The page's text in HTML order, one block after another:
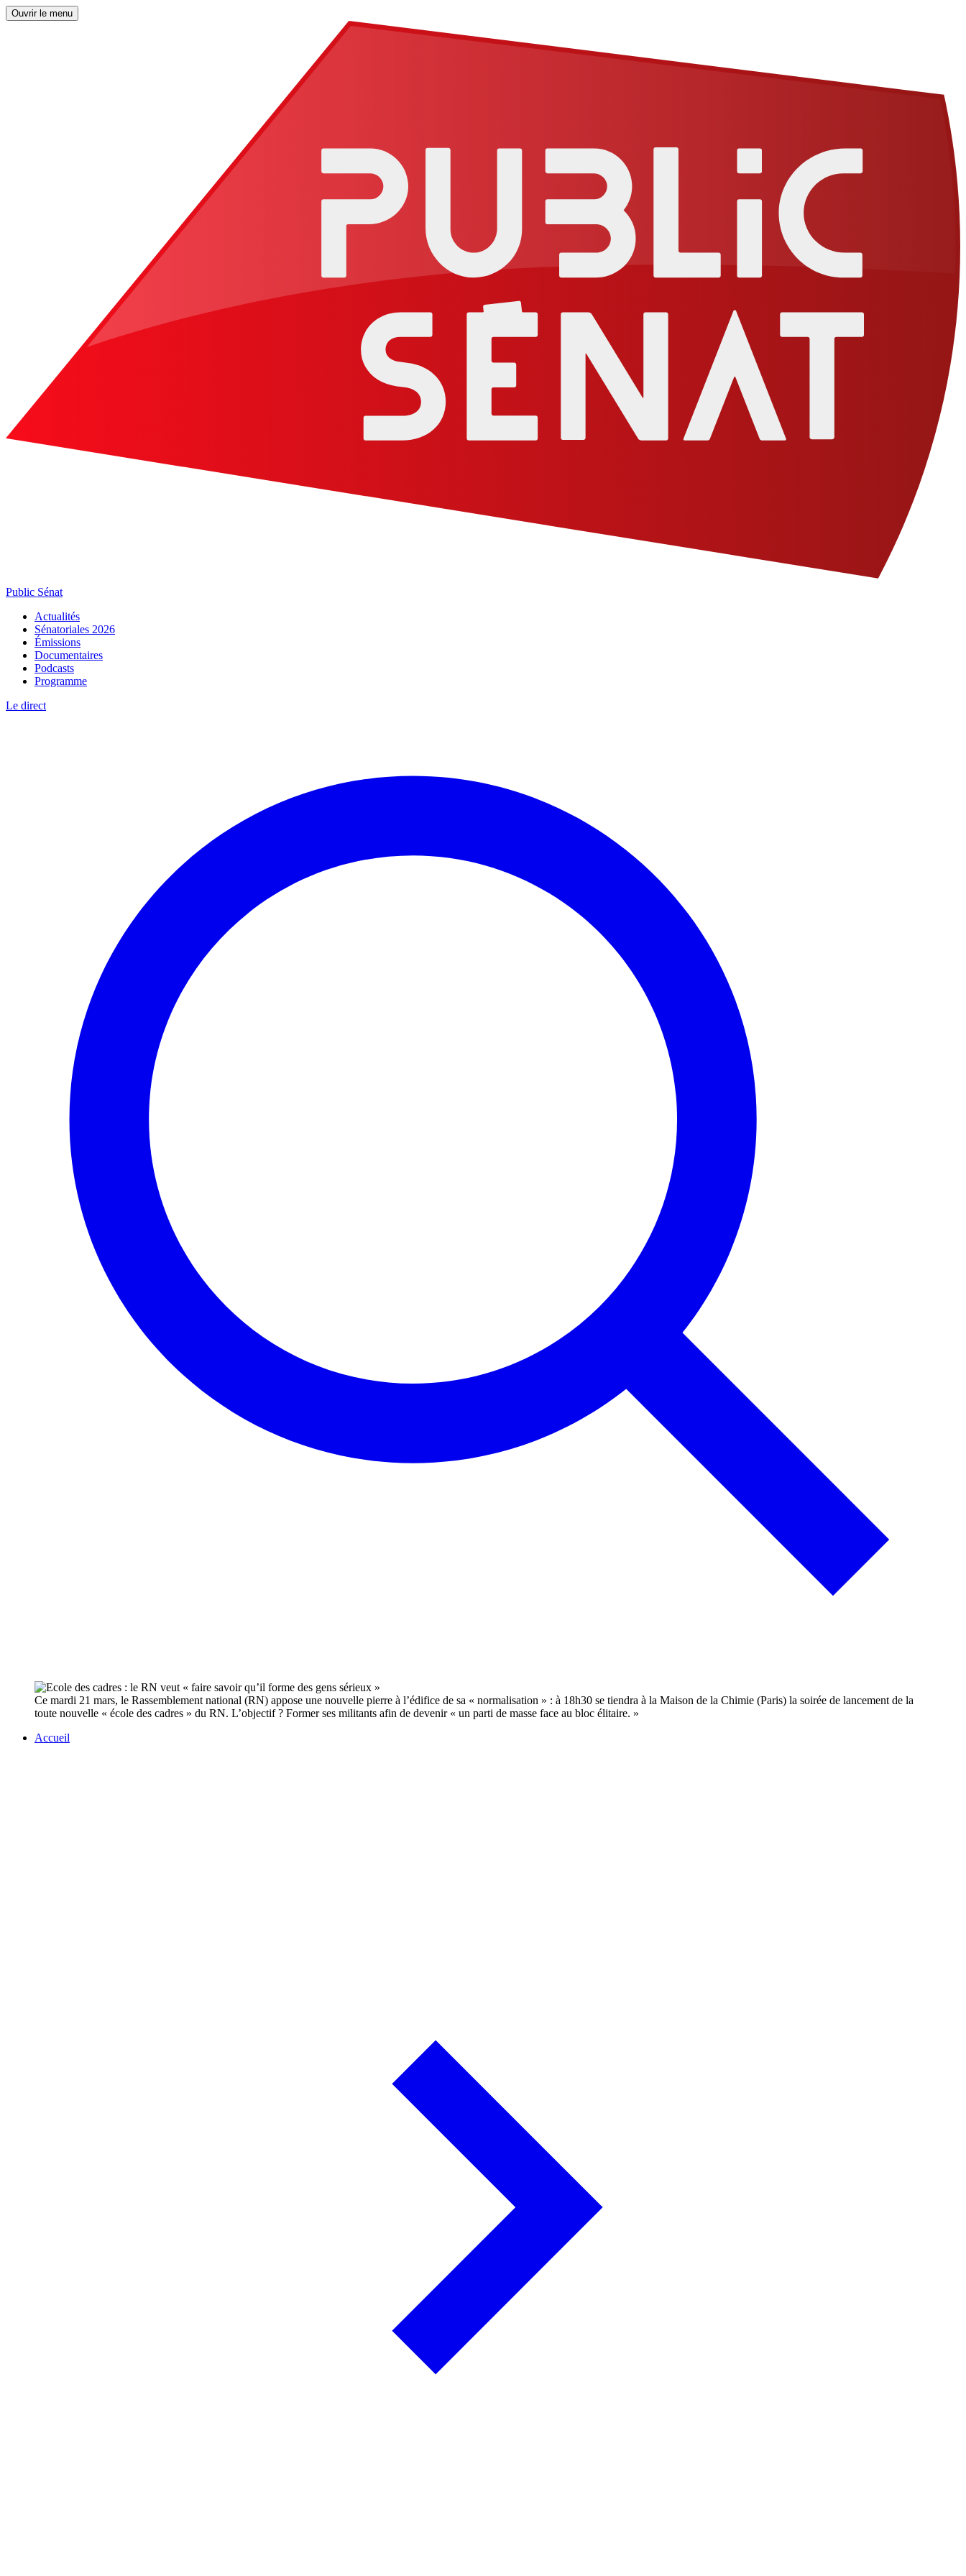
Ouvrir le menu
Public Sénat
Actualités
Sénatoriales 2026
Émissions
Documentaires
Podcasts
Programme
Le direct
Ce mardi 21 mars, le Rassemblement national (RN) appose une nouvelle pierre à l’édifice de sa « normalisation » : à 18h30 se tiendra à la Maison de la Chimie (Paris) la soirée de lancement de la
toute nouvelle « école des cadres » du RN. L’objectif ? Former ses militants afin de devenir « un parti de masse face au bloc élitaire. »
Accueil